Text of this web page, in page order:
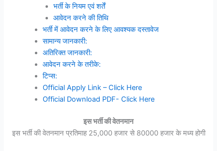
भर्ती के नियम एवं शर्तें
आवेदन करने की तिथि
भर्ती में आवेदन करने के लिए आवश्यक दस्तावेज
सामान्य जानकारी:
अतिरिक्त जानकारी:
आवेदन करने के तरीके:
टिप्स:
Official Apply Link – Click Here
Official Download PDF- Click Here
इस भर्ती की वेतनमान
इस भर्ती की वेतनमान प्रतिमाह 25,000 हजार से 80000 हजार के मध्य होगी